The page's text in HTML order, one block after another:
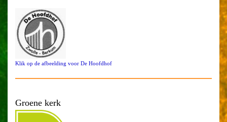
Klik op de afbeelding voor De Hoofdhof
Groene kerk